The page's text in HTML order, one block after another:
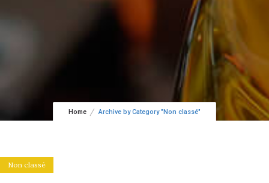
Home Archive by Category "Non classé"
Non classé